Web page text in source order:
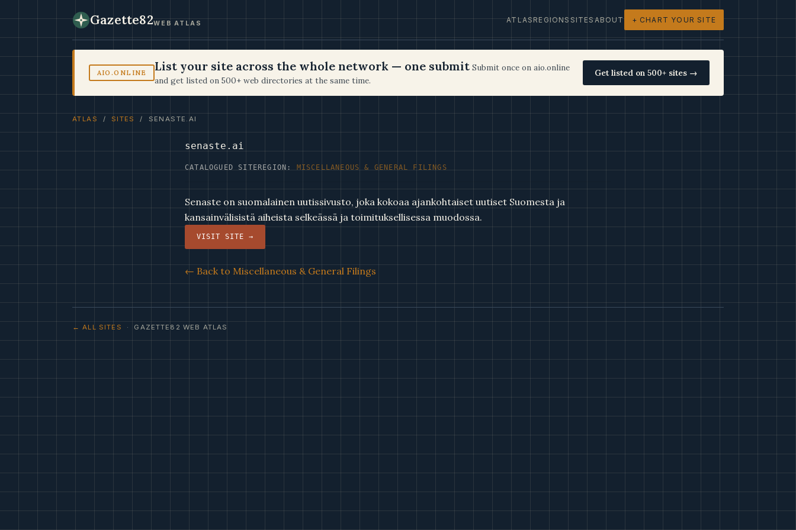
Gazette82WEB ATLAS ATLASREGIONSSITESABOUT + CHART YOUR SITE
AIO.ONLINE List your site across the whole network — one submit Submit once on aio.online
and get listed on 500+ web directories at the same time.
Get listed on 500+ sites →
ATLAS / SITES / SENASTE.AI
senaste.ai
CATALOGUED SITE REGION: MISCELLANEOUS & GENERAL FILINGS
Senaste on suomalainen uutissivusto, joka kokoaa ajankohtaiset uutiset Suomesta ja
kansainvälisistä aiheista selkeässä ja toimituksellisessa muodossa.
VISIT SITE →
← Back to Miscellaneous & General Filings
← ALL SITES · GAZETTE82 WEB ATLAS